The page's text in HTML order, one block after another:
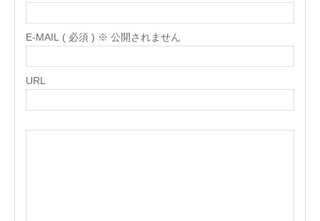
E-MAIL ( 必須 ) ※ 公開されません
URL